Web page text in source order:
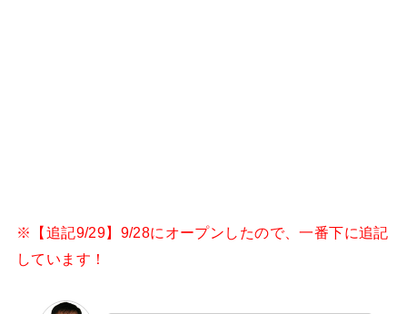
※【追記9/29】9/28にオープンしたので、一番下に追記
しています！